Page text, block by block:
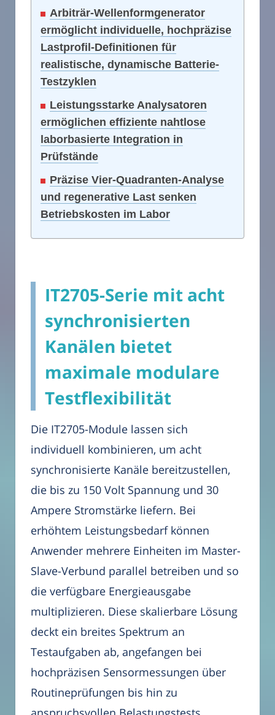
Arbiträr-Wellenformgenerator
ermöglicht individuelle, hochpräzise
Lastprofil-Definitionen für
realistische, dynamische Batterie-
Testzyklen
Leistungsstarke Analysatoren
ermöglichen effiziente nahtlose
laborbasierte Integration in
Prüfstände
Präzise Vier-Quadranten-Analyse
und regenerative Last senken
Betriebskosten im Labor
IT2705-Serie mit acht
synchronisierten
Kanälen bietet
maximale modulare
Testflexibilität
Die IT2705-Module lassen sich
individuell kombinieren, um acht
synchronisierte Kanäle bereitzustellen,
die bis zu 150 Volt Spannung und 30
Ampere Stromstärke liefern. Bei
erhöhtem Leistungsbedarf können
Anwender mehrere Einheiten im Master-
Slave-Verbund parallel betreiben und so
die verfügbare Energieausgabe
multiplizieren. Diese skalierbare Lösung
deckt ein breites Spektrum an
Testaufgaben ab, angefangen bei
hochpräzisen Sensormessungen über
Routineprüfungen bis hin zu